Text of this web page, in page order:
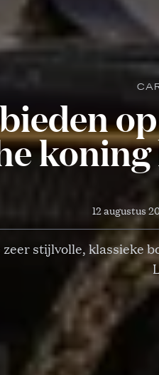
koning
12 augustus
zeer stijlvolle, klassieke